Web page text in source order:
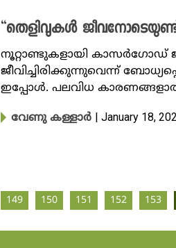
“തെളിവുകൾ
നൂറ്റാണ്ടുകളായി കാസർ​ഗോഡ്
ജീവിച്ചിരിക്കുന്നുവെന്ന്
ഇപ്പോൾ. പലവിധ
വേണു കള്ളാർ | January 18,
149 150 151 152 153